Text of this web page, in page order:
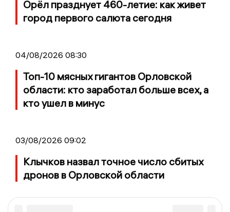
Орёл празднует 460-летие: как живет
город первого салюта сегодня
04/08/2026 08:30
Топ-10 мясных гигантов Орловской
области: кто заработал больше всех, а
кто ушел в минус
03/08/2026 09:02
Клычков назвал точное число сбитых
дронов в Орловской области